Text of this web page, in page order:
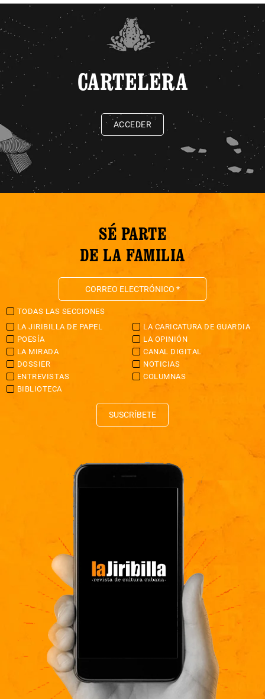
CARTELERA
ACCEDER
SÉ PARTE
DE LA FAMILIA
TODAS LAS SECCIONES
LA JIRIBILLA DE PAPEL
LA CARICATURA DE GUARDIA
POESÍA
LA OPINIÓN
LA MIRADA
CANAL DIGITAL
DOSSIER
NOTICIAS
ENTREVISTAS
COLUMNAS
BIBLIOTECA
SUSCRÍBETE